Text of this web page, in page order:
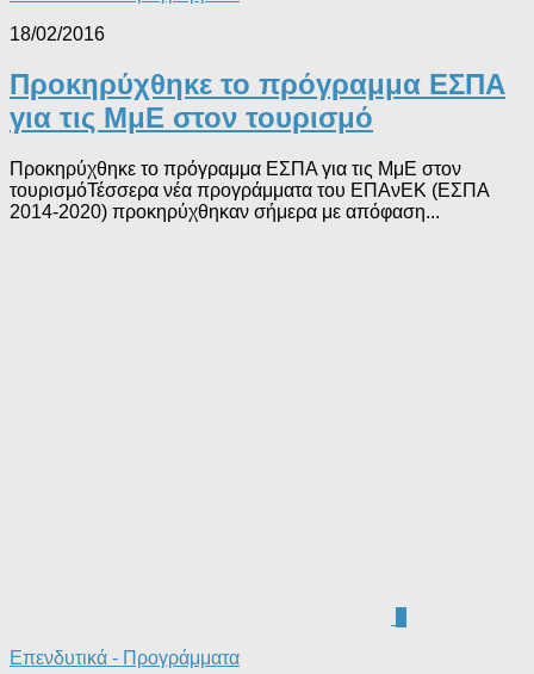
18/02/2016
Προκηρύχθηκε το πρόγραμμα ΕΣΠΑ
για τις ΜμΕ στον τουρισμό
Προκηρύχθηκε το πρόγραμμα ΕΣΠΑ για τις ΜμΕ στον
τουρισμόΤέσσερα νέα προγράμματα του ΕΠΑνΕΚ (ΕΣΠΑ
2014-2020) προκηρύχθηκαν σήμερα με απόφαση...
Επενδυτικά - Προγράμματα